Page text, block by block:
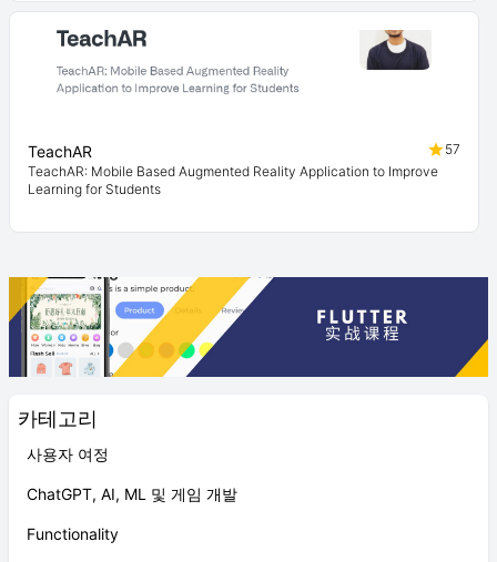
카테고리
사용자 여정
ChatGPT, AI, ML 및 게임 개발
Functionality
TeachAR
57
TeachAR: Mobile Based Augmented Reality Application to Improve
Learning for Students